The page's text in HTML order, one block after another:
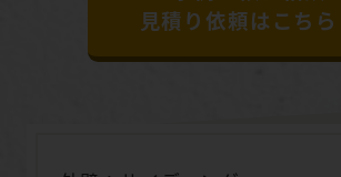
見積り依頼はこちら